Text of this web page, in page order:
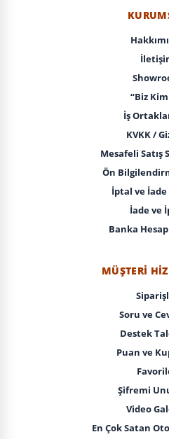
“Biz
İş
KVKK /
Mesafeli Satış
Ön
İptal ve İade
İade ve
Banka
MÜŞTERI
Soru ve
Destek
Puan ve
Şifremi
Video
En Çok Satan